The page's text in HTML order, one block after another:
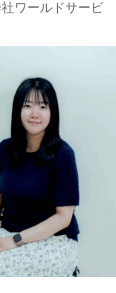
ワールドサービ